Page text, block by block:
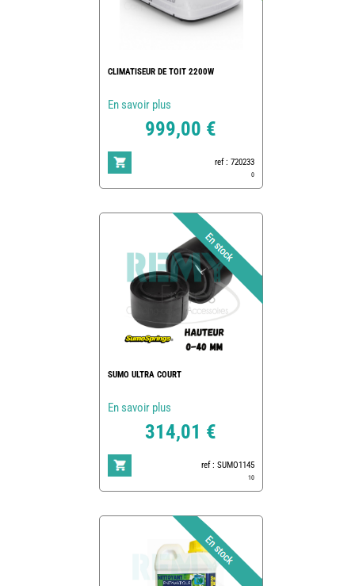
CLIMATISEUR DE TOIT 2200W
En savoir plus
999,00 €
ref : 720233
0
SUMO ULTRA COURT
En savoir plus
314,01 €
ref : SUMO1145
10